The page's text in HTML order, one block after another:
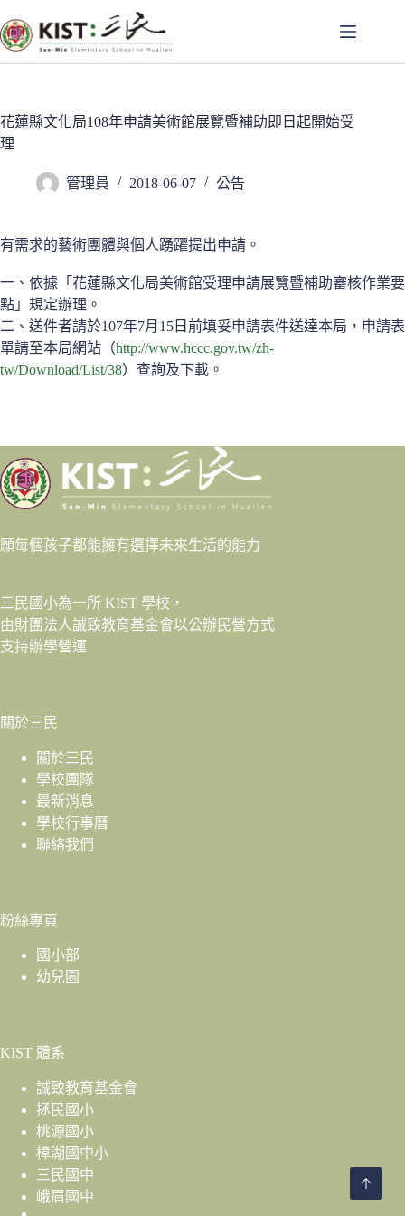
至
主
容
花蓮縣文化局108年申請美術館展覽暨補助即日起開始受
理
管理員 2018-06-07 公告
有需求的藝術團體與個人踴躍提出申請。
一、依據「花蓮縣文化局美術館受理申請展覽暨補助審核作業要
點」規定辦理。
二、送件者請於107年7月15日前填妥申請表件送達本局，申請表
單請至本局網站（http://www.hccc.gov.tw/zh-
tw/Download/List/38）查詢及下載。
願每個孩子都能擁有選擇未來生活的能力
三民國小為一所 KIST 學校，
由財團法人誠致教育基金會以公辦民營方式
支持辦學營運
關於三民
關於三民
學校團隊
最新消息
學校行事曆
聯絡我們
粉絲專頁
國小部
幼兒園
KIST 體系
誠致教育基金會
拯民國小
桃源國小
樟湖國中小
三民國中
峨眉國中